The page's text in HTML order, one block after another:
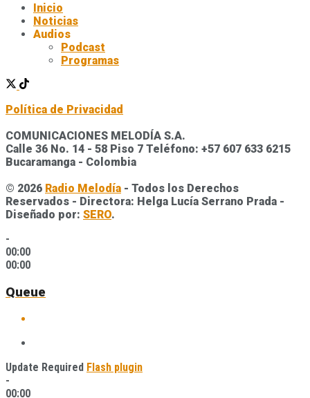
Inicio
Noticias
Audios
Podcast
Programas
Política de Privacidad
COMUNICACIONES MELODÍA S.A.
Calle 36 No. 14 - 58 Piso 7 Teléfono: +57 607 633 6215
Bucaramanga - Colombia
© 2026 Radio Melodía - Todos los Derechos
Reservados - Directora: Helga Lucía Serrano Prada -
Diseñado por: SERO.
-
00:00
00:00
Queue
Update Required Flash plugin
-
00:00